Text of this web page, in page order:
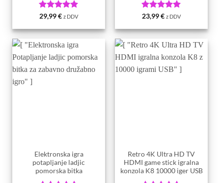
Ocenjeno5
29,99€ z DDV Ocenjeno5
23,99€ z DDV
Elektronska igra
potapljanje ladjic
pomorska bitka
Retro 4K Ultra HD TV
HDMI game stick igralna
konzola K8 10000 iger USB